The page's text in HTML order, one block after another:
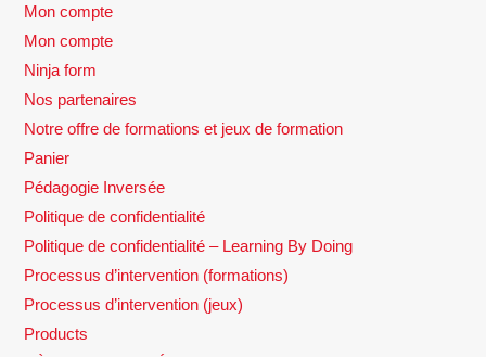
Mon compte
Mon compte
Ninja form
Nos partenaires
Notre offre de formations et jeux de formation
Panier
Pédagogie Inversée
Politique de confidentialité
Politique de confidentialité – Learning By Doing
Processus d’intervention (formations)
Processus d’intervention (jeux)
Products